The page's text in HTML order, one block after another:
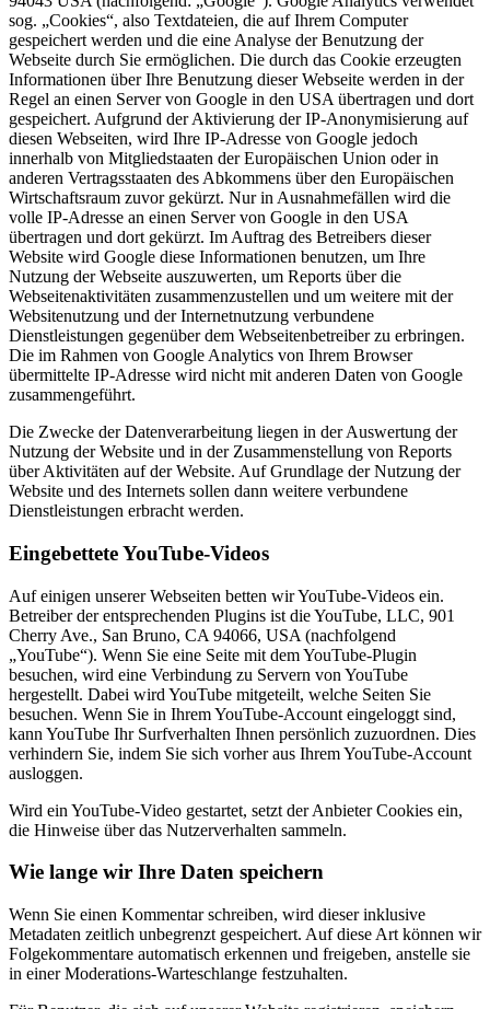
sog. „Cookies“, also Textdateien, die auf Ihrem Computer
gespeichert werden und die eine Analyse der Benutzung der
Webseite durch Sie ermöglichen. Die durch das Cookie erzeugten
Informationen über Ihre Benutzung dieser Webseite werden in der
Regel an einen Server von Google in den USA übertragen und dort
gespeichert. Aufgrund der Aktivierung der IP-Anonymisierung auf
diesen Webseiten, wird Ihre IP-Adresse von Google jedoch
innerhalb von Mitgliedstaaten der Europäischen Union oder in
anderen Vertragsstaaten des Abkommens über den Europäischen
Wirtschaftsraum zuvor gekürzt. Nur in Ausnahmefällen wird die
volle IP-Adresse an einen Server von Google in den USA
übertragen und dort gekürzt. Im Auftrag des Betreibers dieser
Website wird Google diese Informationen benutzen, um Ihre
Nutzung der Webseite auszuwerten, um Reports über die
Webseitenaktivitäten zusammenzustellen und um weitere mit der
Websitenutzung und der Internetnutzung verbundene
Dienstleistungen gegenüber dem Webseitenbetreiber zu erbringen.
Die im Rahmen von Google Analytics von Ihrem Browser
übermittelte IP-Adresse wird nicht mit anderen Daten von Google
zusammengeführt.
Die Zwecke der Datenverarbeitung liegen in der Auswertung der
Nutzung der Website und in der Zusammenstellung von Reports
über Aktivitäten auf der Website. Auf Grundlage der Nutzung der
Website und des Internets sollen dann weitere verbundene
Dienstleistungen erbracht werden.
Eingebettete YouTube-Videos
Auf einigen unserer Webseiten betten wir YouTube-Videos ein.
Betreiber der entsprechenden Plugins ist die YouTube, LLC, 901
Cherry Ave., San Bruno, CA 94066, USA (nachfolgend
„YouTube“). Wenn Sie eine Seite mit dem YouTube-Plugin
besuchen, wird eine Verbindung zu Servern von YouTube
hergestellt. Dabei wird YouTube mitgeteilt, welche Seiten Sie
besuchen. Wenn Sie in Ihrem YouTube-Account eingeloggt sind,
kann YouTube Ihr Surfverhalten Ihnen persönlich zuzuordnen. Dies
verhindern Sie, indem Sie sich vorher aus Ihrem YouTube-Account
ausloggen.
Wird ein YouTube-Video gestartet, setzt der Anbieter Cookies ein,
die Hinweise über das Nutzerverhalten sammeln.
Wie lange wir Ihre Daten speichern
Wenn Sie einen Kommentar schreiben, wird dieser inklusive
Metadaten zeitlich unbegrenzt gespeichert. Auf diese Art können wir
Folgekommentare automatisch erkennen und freigeben, anstelle sie
in einer Moderations-Warteschlange festzuhalten.